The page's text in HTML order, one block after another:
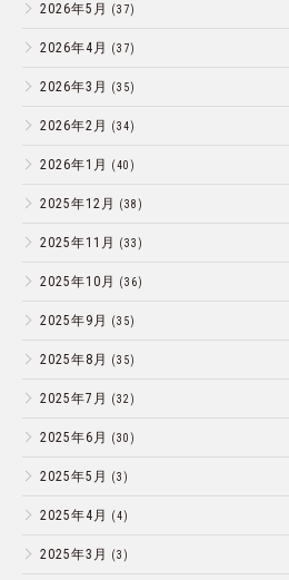
2026年5月 (37)
2026年4月 (37)
2026年3月 (35)
2026年2月 (34)
2026年1月 (40)
2025年12月 (38)
2025年11月 (33)
2025年10月 (36)
2025年9月 (35)
2025年8月 (35)
2025年7月 (32)
2025年6月 (30)
2025年5月 (3)
2025年4月 (4)
2025年3月 (3)